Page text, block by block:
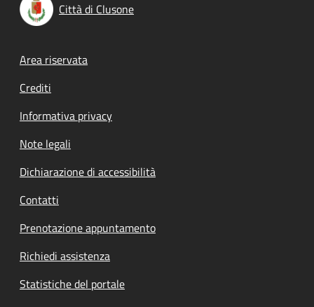
Città di Clusone
Footer menu
Area riservata
Crediti
Informativa privacy
Note legali
Dichiarazione di accessibilità
Contatti
Prenotazione appuntamento
Richiedi assistenza
Statistiche del portale